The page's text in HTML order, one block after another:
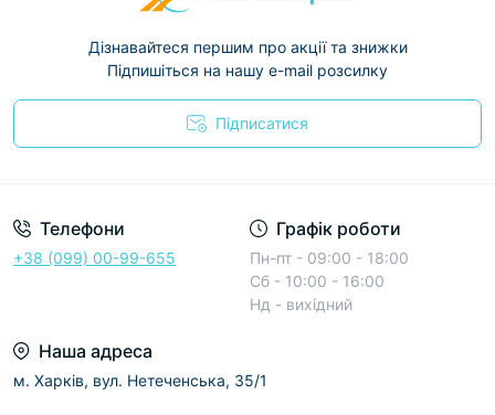
Дізнавайтеся першим про акції та знижки
Підпишіться на нашу e-mail розсилку
Підписатися
Телефони
+38 (099) 00-99-655
Графік роботи
Пн-пт - 09:00 - 18:00
Сб - 10:00 - 16:00
Нд - вихідний
Наша адреса
м. Харків, вул. Нетеченська, 35/1